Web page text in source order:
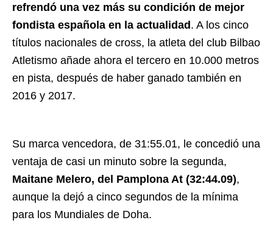
refrendó una vez más su condición de mejor
fondista española en la actualidad . A los cinco
títulos nacionales de cross, la atleta del club Bilbao
Atletismo añade ahora el tercero en 10.000 metros
en pista, después de haber ganado también en
2016 y 2017.
Su marca vencedora, de 31:55.01, le concedió una
ventaja de casi un minuto sobre la segunda,
Maitane Melero, del Pamplona At (32:44.09),
aunque la dejó a cinco segundos de la mínima
para los Mundiales de Doha.